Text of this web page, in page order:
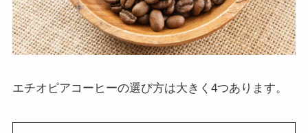
エチオピアコーヒーの選び方は大きく4つあります。